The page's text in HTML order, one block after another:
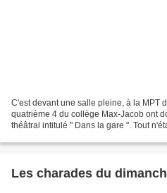
C'est devant une salle pleine, à la MPT
quatrième 4 du collège Max-Jacob ont
théâtral intitulé " Dans la gare ". Tout
Les charades du